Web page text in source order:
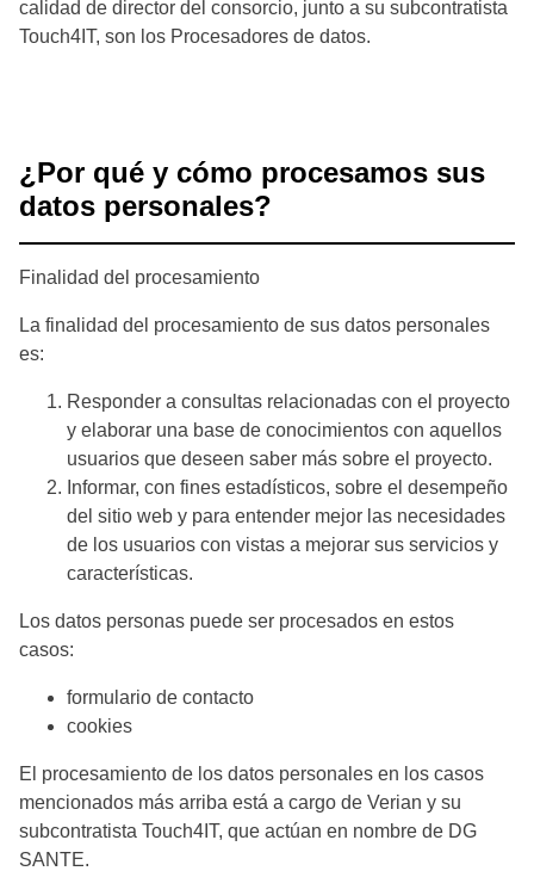
calidad de director del consorcio, junto a su subcontratista
Touch4IT, son los Procesadores de datos.
¿Por qué y cómo procesamos sus
datos personales?
Finalidad del procesamiento
La finalidad del procesamiento de sus datos personales
es:
Responder a consultas relacionadas con el proyecto
y elaborar una base de conocimientos con aquellos
usuarios que deseen saber más sobre el proyecto.
Informar, con fines estadísticos, sobre el desempeño
del sitio web y para entender mejor las necesidades
de los usuarios con vistas a mejorar sus servicios y
características.
Los datos personas puede ser procesados en estos
casos:
formulario de contacto
cookies
El procesamiento de los datos personales en los casos
mencionados más arriba está a cargo de Verian y su
subcontratista Touch4IT, que actúan en nombre de DG
SANTE.